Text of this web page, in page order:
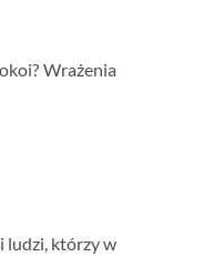
Wrażenia
ludzi, którzy w